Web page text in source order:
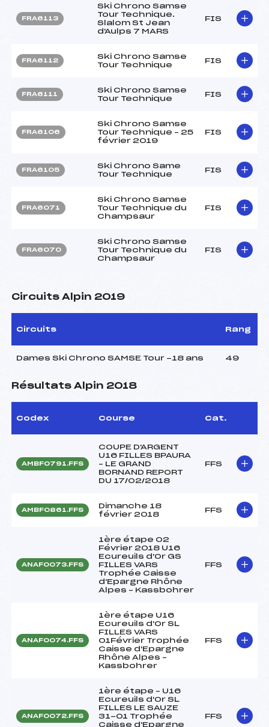
FRA6113
Ski Chrono Samse
Tour Technique.
Slalom St Jean
d'Aulps 7 MARS
FIS
FRA6112
Ski Chrono Samse
Tour Technique
FIS
FRA6111
Ski Chrono Samse
Tour Technique
FIS
FRA6106
Ski Chrono Samse
Tour Technique – 25
février 2019
FIS
FRA6105
Ski Chrono Same
Tour Technique
FIS
FRA6071
Ski Chrono Samse
Tour Technique du
Champsaur
FIS
FRA6070
Ski Chrono Samse
Tour Technique du
Champsaur
FIS
Circuits Alpin 2019
Circuits Rang
Dames Ski Chrono SAMSE Tour -18 ans 49
Résultats Alpin 2018
Codex Course Cat.
AMBF0791.FFS
COUPE D'ARGENT
U16 FILLES BPAURA
– LE GRAND
BORNAND REPORT
DU 17/02/2018
FFS
AMBF0861.FFS
Dimanche 18
février 2018
FFS
ANAF0073.FFS
1ère étape 02
Février 2018 U16
Ecureuils d'Or GS
FILLES VARS
Trophée Caisse
d'Epargne Rhône
Alpes – Kassbohrer
FFS
ANAF0074.FFS
1ère étape U16
Ecureuils d'Or SL
FILLES VARS
01Février Trophée
Caisse d'Epargne
Rhône Alpes –
Kassbohrer
FFS
ANAF0072.FFS
1ère étape – U16
Ecureuils d'Or SL
FILLES LE SAUZE
31-01 Trophée
Caisse d'Epargne
FFS